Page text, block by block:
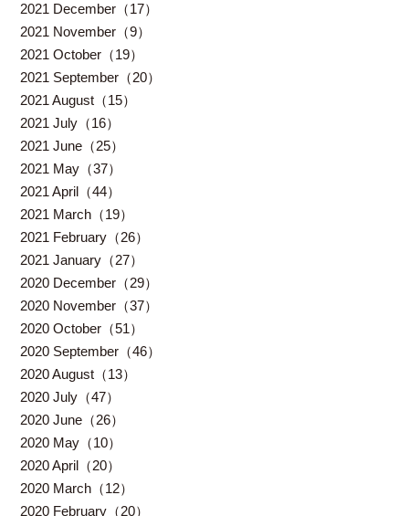
2021 December（17）
2021 November（9）
2021 October（19）
2021 September（20）
2021 August（15）
2021 July（16）
2021 June（25）
2021 May（37）
2021 April（44）
2021 March（19）
2021 February（26）
2021 January（27）
2020 December（29）
2020 November（37）
2020 October（51）
2020 September（46）
2020 August（13）
2020 July（47）
2020 June（26）
2020 May（10）
2020 April（20）
2020 March（12）
2020 February（20）